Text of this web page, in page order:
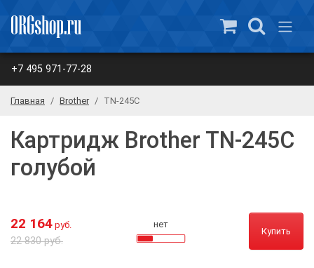
+7 495 971-77-28
Главная Brother TN-245C
Картридж Brother TN-245C
голубой
22 164 руб.
22 830 руб.
нет
Купить